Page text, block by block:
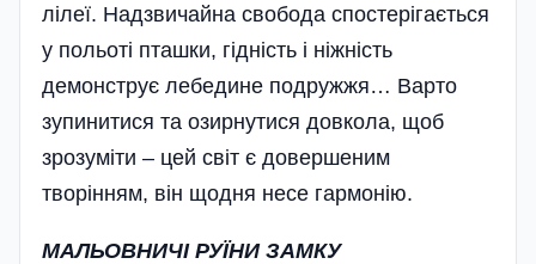
лілеї. Надзвичайна свобода спостерігається
у польоті пташки, гідність і ніжність
демонструє лебедине подружжя… Варто
зупинитися та озирнутися довкола, щоб
зрозуміти – цей світ є довершеним
творінням, він щодня несе гармонію.
МАЛЬОВНИЧІ РУЇНИ ЗАМКУ